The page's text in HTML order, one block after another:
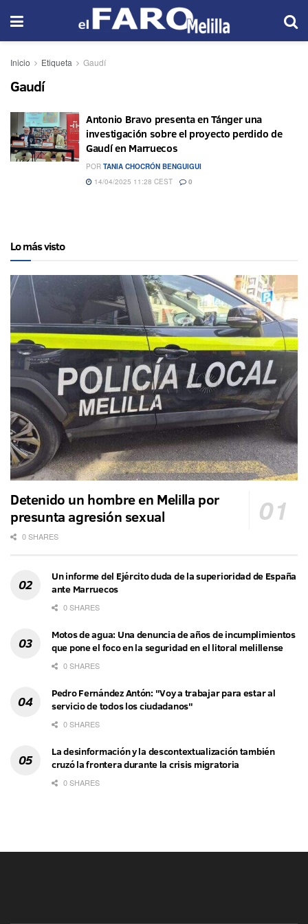
Inicio Etiqueta Gaudí
Gaudí
Antonio Bravo presenta en Tánger una
investigación sobre el proyecto perdido de
Gaudí en Marruecos
POR TANIA CHOCRÓN BENGUIGUI
14/04/2025 11:28 CEST
0
Lo más visto
Detenido un hombre en Melilla por
presunta agresión sexual
0 SHARES
Un informe del Ejército duda de la superioridad de España
ante Marruecos
0 SHARES
Motos de agua: Una denuncia de años de incumplimientos
que pone el foco en la seguridad en el litoral melillense
0 SHARES
Pedro Fernández Antón: "Voy a trabajar para estar al
servicio de todos los ciudadanos"
0 SHARES
La desinformación y la descontextualización también
cruzó la frontera durante la crisis migratoria
0 SHARES